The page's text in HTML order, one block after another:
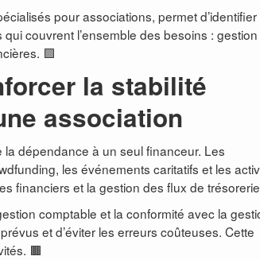
pour associations, permet d’identifier
couvrent l’ensemble des besoins :
🟪
la stabilité
association
dépendance à un seul financeur. Les
les événements caritatifs et les
financiers et la gestion des flux de
comptable et la conformité avec la
et d’éviter les erreurs coûteuses. Cette
🟫